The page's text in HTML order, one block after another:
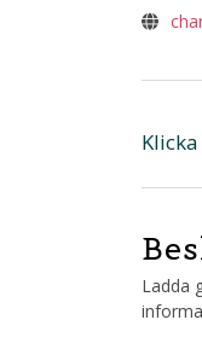
Ladda